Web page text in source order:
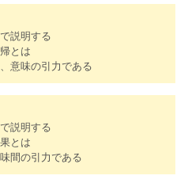
説明する
とは
意味の引力である
説明する
とは
間の引力である